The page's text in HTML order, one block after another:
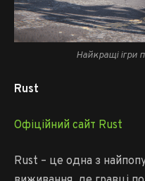
Найкращі ігри
Rust
Офіційний сайт Rust
Rust – це одна з